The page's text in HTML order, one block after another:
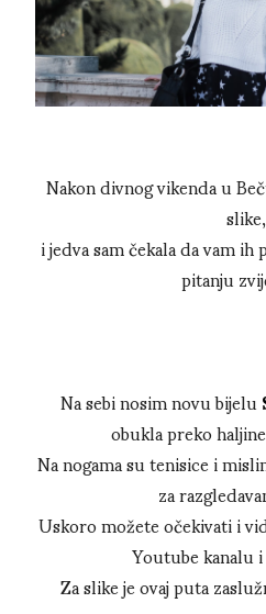
Nakon divnog vikenda u
slike,
i jedva sam čekala da vam
pitanju
Na sebi nosim novu bijelu
obukla preko
Na nogama su tenisice i
za
Uskoro možete očekivati i
Youtube kanalu
Za slike je ovaj puta